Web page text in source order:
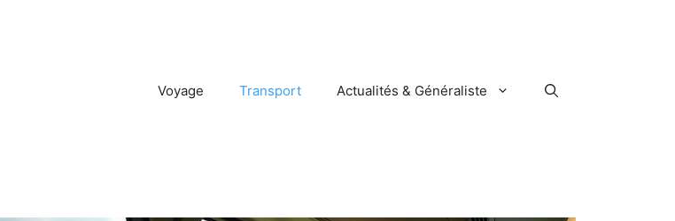
Voyage Transport Actualités & Généraliste